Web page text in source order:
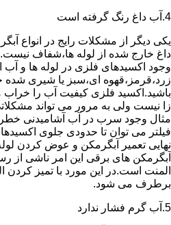
4.آب داغ رنگ گرفته است
یکی دیگر از مشکلات رایج در انواع
داغ خارج شده از لوله ها،شفاف
وجود اکسیدهای فلزی در لوله ها و
زرد،قرمز،قهوه ای،سبز یا شیری شده
باشید.اکسید فلزی کیفیت آب را خراب
زا نیست ولی به مرور می تواند
مثال وجود سرب در آب آشامیدنی
فیلتر می توان تا حدودی جلوی
نهایی تعمیر آبگرمکن و عوض کردن
آبگرمکن های برقی این امر ناشی از
المنت است.در این مورد با تمیز
برطرف می شود.
5.آب گرم فشار ندارد